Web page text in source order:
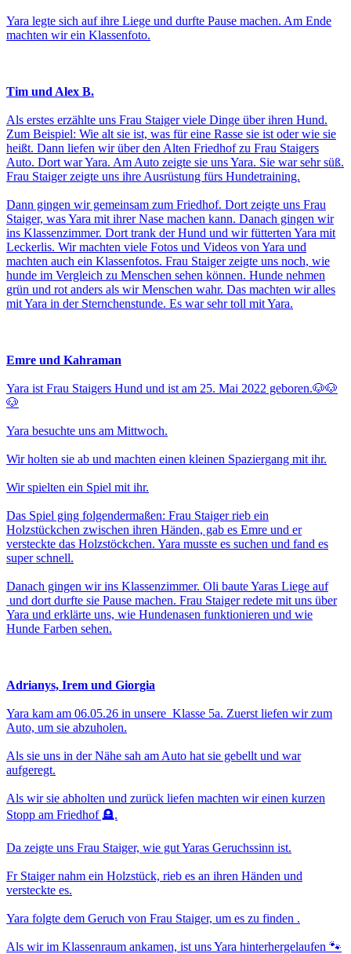
Yara legte sich auf ihre Liege und durfte Pause machen. Am Ende
machten wir ein Klassenfoto.
Tim und Alex B.
Als erstes erzählte uns Frau Staiger viele Dinge über ihren Hund.
Zum Beispiel: Wie alt sie ist, was für eine Rasse sie ist oder wie sie
heißt. Dann liefen wir über den Alten Friedhof zu Frau Staigers
Auto. Dort war Yara. Am Auto zeigte sie uns Yara. Sie war sehr süß.
Frau Staiger zeigte uns ihre Ausrüstung fürs Hundetraining.
Dann gingen wir gemeinsam zum Friedhof. Dort zeigte uns Frau
Staiger, was Yara mit ihrer Nase machen kann. Danach gingen wir
ins Klassenzimmer. Dort trank der Hund und wir fütterten Yara mit
Leckerlis. Wir machten viele Fotos und Videos von Yara und
machten auch ein Klassenfotos. Frau Staiger zeigte uns noch, wie
hunde im Vergleich zu Menschen sehen können. Hunde nehmen
grün und rot anders als wir Menschen wahr. Das machten wir alles
mit Yara in der Sternchenstunde. Es war sehr toll mit Yara.
Emre und Kahraman
Yara ist Frau Staigers Hund und ist am 25. Mai 2022 geboren.🐶🐶
🐶
Yara besuchte uns am Mittwoch.
Wir holten sie ab und machten einen kleinen Spaziergang mit ihr.
Wir spielten ein Spiel mit ihr.
Das Spiel ging folgendermaßen: Frau Staiger rieb ein
Holzstückchen zwischen ihren Händen, gab es Emre und er
versteckte das Holzstöckchen. Yara musste es suchen und fand es
super schnell.
Danach gingen wir ins Klassenzimmer. Oli baute Yaras Liege auf
und dort durfte sie Pause machen. Frau Staiger redete mit uns über
Yara und erklärte uns, wie Hundenasen funktionieren und wie
Hunde Farben sehen.
Adrianys, Irem und Giorgia
Yara kam am 06.05.26 in unsere Klasse 5a. Zuerst liefen wir zum
Auto, um sie abzuholen.
Als sie uns in der Nähe sah am Auto hat sie gebellt und war
aufgeregt.
Als wir sie abholten und zurück liefen machten wir einen kurzen
Stopp am Friedhof 🪦.
Da zeigte uns Frau Staiger, wie gut Yaras Geruchssinn ist.
Fr Staiger nahm ein Holzstück, rieb es an ihren Händen und
versteckte es.
Yara folgte dem Geruch von Frau Staiger, um es zu finden .
Als wir im Klassenraum ankamen, ist uns Yara hinterhergelaufen 🐾